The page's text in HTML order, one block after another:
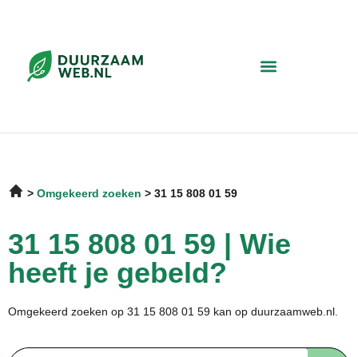
Omgekeerd zoeken 31 15 808 01 59
31 15 808 01 59 | Wie
heeft je gebeld?
Omgekeerd zoeken op 31 15 808 01 59 kan op duurzaamweb.nl.